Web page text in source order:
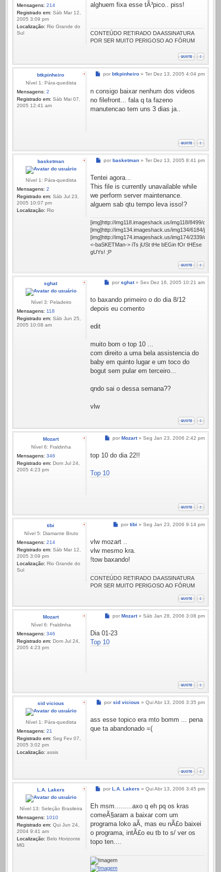
Mensagens: 214
Registrado em: Sáb Mar 12,
2005 3:09 pm
Localização: Rio Grande do
Sul
alghuem fixa esse tÃ³pico.. piss!
CONTEÚDO RETIRADO DA ASSINATURA
POR SER MUITO PERIGOSO AO FÓRUM
btkpinheiro
Nível 1: Pára-quedista
Mensagens: 2
Registrado em: Sáb Mai 07,
2005 12:41 am
Mensagem
por btkpinheiro » Ter Dez 13, 2005 4:04 pm
n consigo baixar nenhum dos videos
no filefront... fala q ta fazeno
manutencao tem uns 3 dias ja..
basketman
Nível 1: Pára-quedista
Mensagens: 2
Registrado em: Sáb Jul 23,
2005 10:07 pm
Localização: Rio
Mensagem
por basketman » Ter Dez 13, 2005 8:41 pm
Tentei agora...
This file is currently unavailable while
we perform server maintenance.
alguem sab qtu tempo leva isso!?
[img]http://img118.imageshack.us/img118/8499/
[img]http://img134.imageshack.us/img134/6184/
[img]http://img174.imageshack.us/img174/2339/
<-baSKETMan-> iTs jUSt tHe bEGin fOr tHEse
gUYs! ;P
sghat
Nível 3: Peladeiro
Mensagens: 118
Registrado em: Sáb Jun 25,
2005 10:08 am
Mensagem
por sghat» Sex Dez 16, 2005 10:21 am
to baxando primeiro o do dia 8/12
depois eu comento
edit
muito bom o top 10 ...
com direito a uma bela assistencia do
baby em quinto lugar e um toco do
bogut sem pular em terceiro...
qndo sai o dessa semana??
vlw
Mozart
Nível 6: Fraldinha
Mensagens: 346
Registrado em: Dom Jul 24,
2005 4:23 pm
Mensagem
por Mozart» Seg Jan 23, 2006 2:42 pm
top 10 do dia 22!!
Top 10
tibi
Nível 5: Diamante Bruto
Mensagens: 214
Registrado em: Sáb Mar 12,
2005 3:09 pm
Localização: Rio Grande do
Sul
Mensagem
por tibi » Seg Jan 23, 2006 9:14 pm
vlw mozart ..
vlw mesmo kra.
!tow baxando!
CONTEÚDO RETIRADO DA ASSINATURA
POR SER MUITO PERIGOSO AO FÓRUM
Mozart
Nível 6: Fraldinha
Mensagens: 346
Registrado em: Dom Jul 24,
2005 4:23 pm
Mensagem
por Mozart» Sáb Jan 28, 2006 3:08 pm
Dia 01-23
Top 10
sid vicious
Nível 1: Pára-quedista
Mensagens: 21
Registrado em: Seg Fev 07,
2005 3:02 pm
Localização: assis
Mensagem
por sid vicious » Qui Abr 13, 2006 3:35 pm
ass esse topico era mto bomm ... pena
que ta abandonado =(
L.A. Lakers
Nível 13: Seleção Brasileira
Mensagens: 1010
Registrado em: Qui Jun 24,
2004 9:41 am
Localização: Belo Horizonte
MG
Mensagem
por L.A. Lakers » Qui Abr 13, 2006 3:45 pm
Eh msm.........axo q eh pq os kras
comeÃ§aram a baixar com um
programa loko aÃ­, mas eu nÃ£o baixei
o programa, intÃ£o eu tb to s/ ver os
topo ten....